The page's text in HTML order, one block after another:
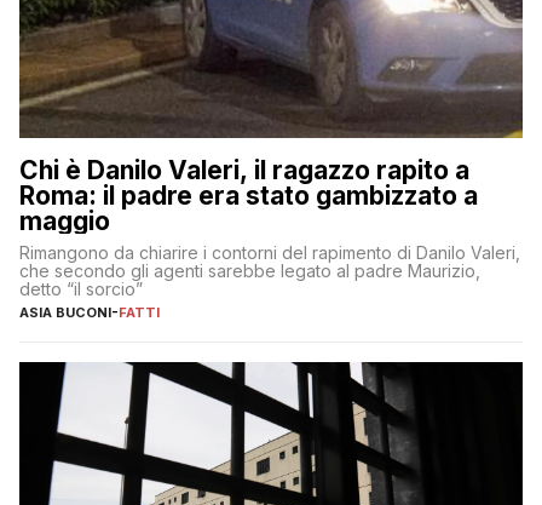
Chi è Danilo Valeri, il ragazzo rapito a
Roma: il padre era stato gambizzato a
maggio
Rimangono da chiarire i contorni del rapimento di Danilo Valeri,
che secondo gli agenti sarebbe legato al padre Maurizio,
detto “il sorcio”
ASIA BUCONI-FATTI